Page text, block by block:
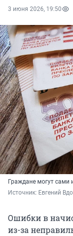
3 июня 2026, 19:50
Граждане могут сами
Источник: Евгений
Ошибки в
из-за